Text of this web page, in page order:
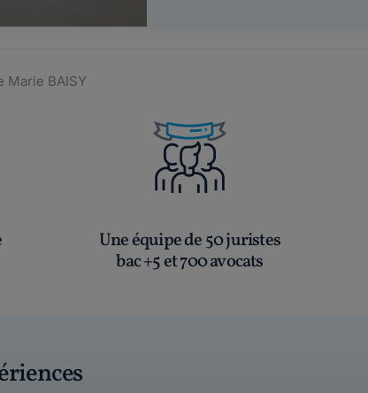
Marie BAISY
Une équipe de 50 juristes
bac +5 et 700 avocats